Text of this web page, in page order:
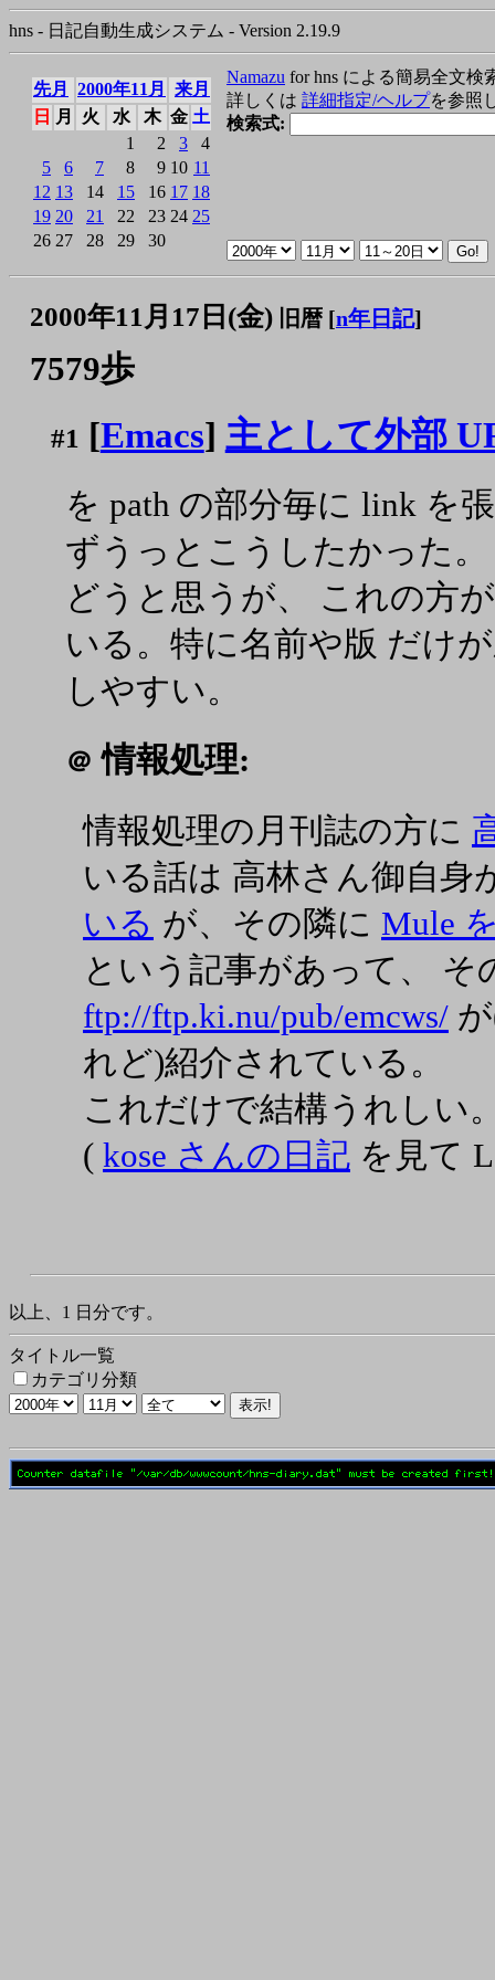
hns - 日記自動生成システム - Version 2.19.9
先月 2000年11月
来月
日
月 火 水 木 金 土
1
2 3
4
5
6 7 8 9 10 11
12 13 14 15 16 17 18
19 20 21 22 23 24 25
26 27 28 29 30
Namazu for hns による簡易全文検
詳しくは 詳細指定/ヘルプを参照
検索式:
2000年11月17日(金) 旧暦 [n年日記]
7579歩
#1 [Emacs] 主として外部
を path の部分毎に link を
ずうっとこうしたかった
どうと思うが、 これの方
いる。特に名前や版 だけ
しやすい。
＠ 情報処理:
情報処理の月刊誌の方に
いる話は 高林さん御自身
いる が、その隣に Mule
という記事があって、 そ
ftp://ftp.ki.nu/pub/emcws/
れど)紹介されている。
これだけで結構うれしい
( kose さんの日記 を見て
以上、1 日分です。
タイトル一覧
カテゴリ分類